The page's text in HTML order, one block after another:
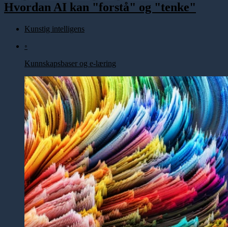
Hvordan AI kan "forstå" og "tenke"
Kunstig intelligens
◦
Kunnskapsbaser og e-læring